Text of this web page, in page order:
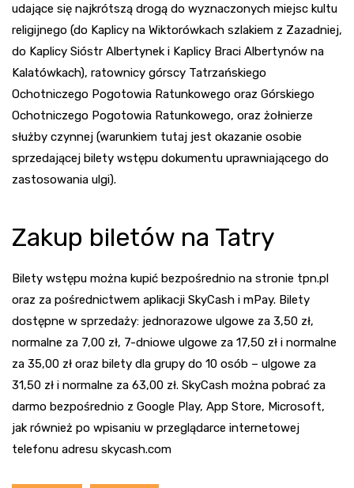
udające się najkrótszą drogą do wyznaczonych miejsc kultu
religijnego (do Kaplicy na Wiktorówkach szlakiem z Zazadniej,
do Kaplicy Sióstr Albertynek i Kaplicy Braci Albertynów na
Kalatówkach), ratownicy górscy Tatrzańskiego
Ochotniczego Pogotowia Ratunkowego oraz Górskiego
Ochotniczego Pogotowia Ratunkowego, oraz żołnierze
służby czynnej (warunkiem tutaj jest okazanie osobie
sprzedającej bilety wstępu dokumentu uprawniającego do
zastosowania ulgi).
Zakup biletów na Tatry
Bilety wstępu można kupić bezpośrednio na stronie tpn.pl
oraz za pośrednictwem aplikacji SkyCash i mPay. Bilety
dostępne w sprzedaży: jednorazowe ulgowe za 3,50 zł,
normalne za 7,00 zł, 7-dniowe ulgowe za 17,50 zł i normalne
za 35,00 zł oraz bilety dla grupy do 10 osób – ulgowe za
31,50 zł i normalne za 63,00 zł. SkyCash można pobrać za
darmo bezpośrednio z Google Play, App Store, Microsoft,
jak również po wpisaniu w przeglądarce internetowej
telefonu adresu skycash.com